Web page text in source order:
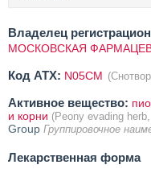
Владелец
МОСКОВСКАЯ
Код ATX: N05CM
Активное вещество:
и корни (Peony evading
Group Группировочное
Лекарственная форма